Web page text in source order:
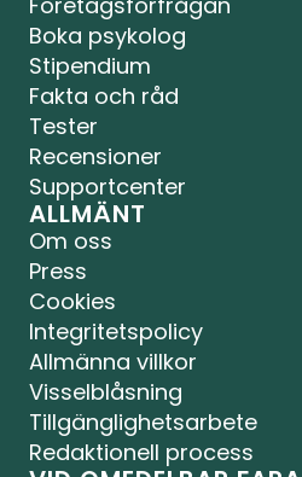
Boka psykolog
Stipendium
Fakta och råd
Tester
Recensioner
Supportcenter
ALLMÄNT
Om oss
Press
Cookies
Integritetspolicy
Allmänna villkor
Visselblåsning
Tillgänglighetsarbete
Redaktionell process